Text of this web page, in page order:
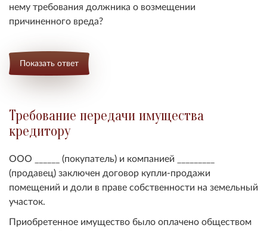
нему требования должника о возмещении
причиненного вреда?
Показать ответ
Требование передачи имущества
кредитору
ООО ______ (покупатель) и компанией _________
(продавец) заключен договор купли-продажи
помещений и доли в праве собственности на земельный
участок.
Приобретенное имущество было оплачено обществом